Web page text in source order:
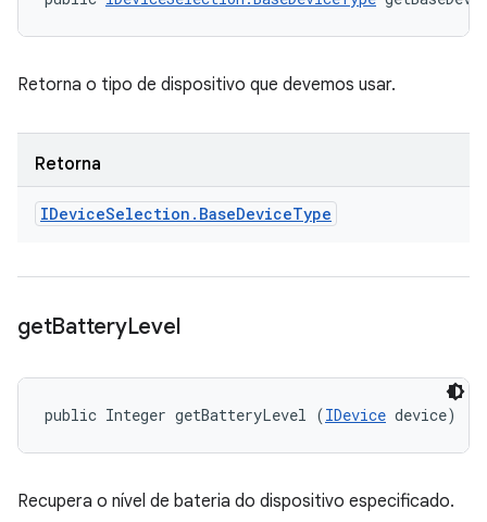
Retorna o tipo de dispositivo que devemos usar.
Retorna
IDeviceSelection . BaseDeviceType
getBatteryLevel
public Integer getBatteryLevel (IDevice device)
Recupera o nível de bateria do dispositivo especificado.